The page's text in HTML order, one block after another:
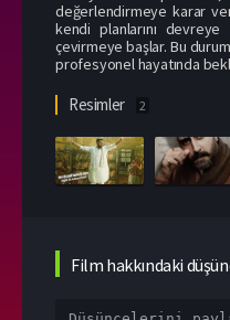
değerlendirmeye karar
kendi planlarını
çevirmeye başlar. Bu
profesyonel hayatında
Resimler 2
Film hakkındaki